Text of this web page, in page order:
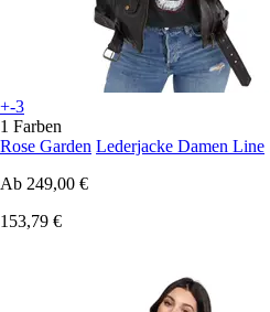
+-3
1 Farben
Rose Garden Lederjacke Damen Line
Ab 249,00 €
153,79 €